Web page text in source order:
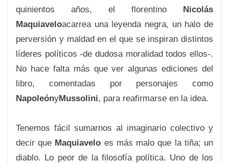
quinientos años, el florentino Nicolás
Maquiaveloacarrea una leyenda negra, un halo de
perversión y maldad en el que se inspiran distintos
líderes políticos -de dudosa moralidad todos ellos-.
No hace falta más que ver algunas ediciones del
libro, comentadas por personajes como
NapoleónyMussolini, para reafirmarse en la idea.
Tenemos fácil sumarnos al imaginario colectivo y
decir que Maquiavelo es más malo que la tiña; un
diablo. Lo peor de la filosofía política. Uno de los